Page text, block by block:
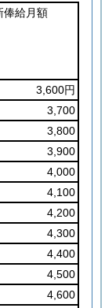
俸給月額
3,600円
3,700
3,800
3,900
4,000
4,100
4,200
4,300
4,400
4,500
4,600